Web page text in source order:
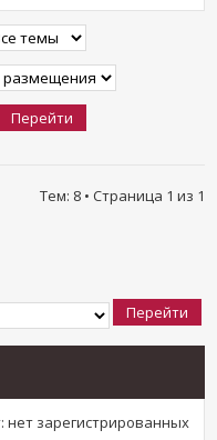
Тем: 8 • Страница 1 из 1
зарегистрированных